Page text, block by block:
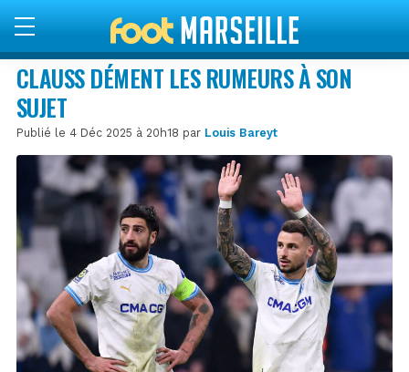
CLAUSS DÉMENT LES RUMEURS À SON
SUJET
Publié le 4 Déc 2025 à 20h18 par Louis Bareyt